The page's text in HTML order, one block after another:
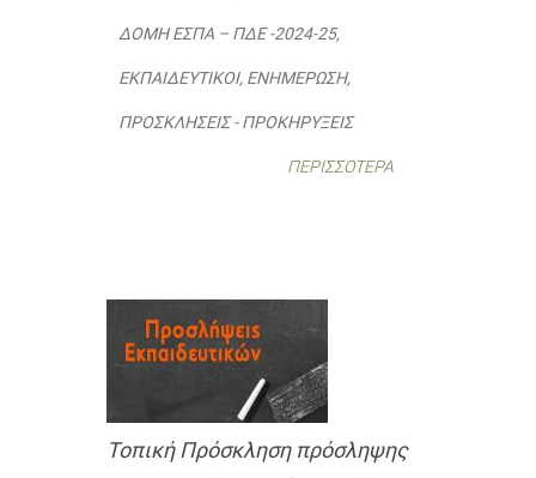
ΔΟΜΉ ΕΣΠΑ – ΠΔΕ -2024-25,
ΕΚΠΑΙΔΕΥΤΙΚΟΙ, ΕΝΗΜΈΡΩΣΗ,
ΠΡΟΣΚΛΉΣΕΙΣ - ΠΡΟΚΗΡΎΞΕΙΣ
ΠΕΡΙΣΣΌΤΕΡΑ
Τοπική Πρόσκληση πρόσληψης